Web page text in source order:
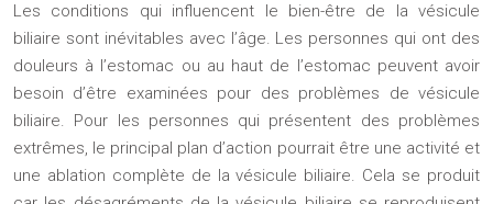
Les conditions qui influencent le bien-être de la vésicule
biliaire sont inévitables avec l’âge. Les personnes qui ont des
douleurs à l’estomac ou au haut de l’estomac peuvent avoir
besoin d’être examinées pour des problèmes de vésicule
biliaire. Pour les personnes qui présentent des problèmes
extrêmes, le principal plan d’action pourrait être une activité et
une ablation complète de la vésicule biliaire. Cela se produit